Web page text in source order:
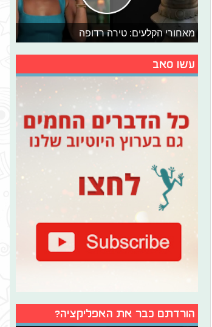
מאחורי הקלעים: טירה רדופה
עשו סאב
הורדתם כבר את האפליקציה?